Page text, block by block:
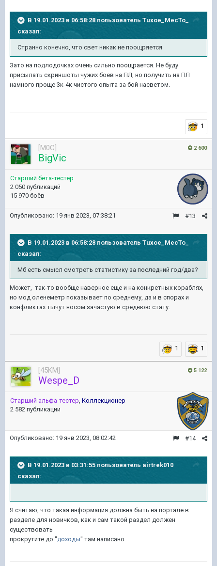
В 19.01.2023 в 06:58:28 пользователь Tuxoe_MecTo_
сказал:
Странно конечно, что свет никак не поощряется
Зато на подлодочках очень сильно поощрается. Не буду
присылать скриншоты чужих боев на ПЛ, но получить на ПЛ
намного проще 3к-4к чистого опыта за бой насветом.
1
2 600
[M0C]
BigVic
Старший бета-тестер
2 050 публикаций
15 970 боёв
#13
Опубликовано: 19 янв 2023, 07:38:21
В 19.01.2023 в 06:58:28 пользователь Tuxoe_MecTo_
сказал:
Мб есть смысл смотреть статистику за последний год/два?
Может, так-то вообще наверное еще и на конкретных кораблях,
но мод оленеметр показывает по среднему, да и в спорах и
конфликтах тычут носом зачастую в среднюю стату.
1 1
5 122
[45KM]
Wespe_D
Старший альфа-тестер, Коллекционер
2 582 публикации
#14
Опубликовано: 19 янв 2023, 08:02:42
В 19.01.2023 в 03:31:55 пользователь airtrek010
сказал:
Я считаю, что такая информация должна быть на портале в
разделе для новичков, как и сам такой раздел должен
существовать
прокрутите до "доходы" там написано